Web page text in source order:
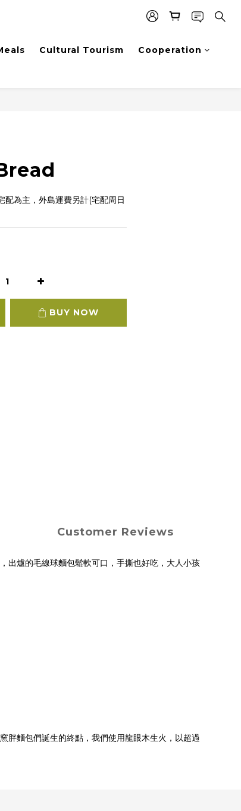
Cultural Tourism Cooperation
配為主，外島運費另計(宅配周日
BUY NOW
Customer Reviews
出爐的毛線球麵包鬆軟可口，手撕也好吃，大人小孩
胖麵包們誕生的終點，我們使用龍眼木生火，以超過